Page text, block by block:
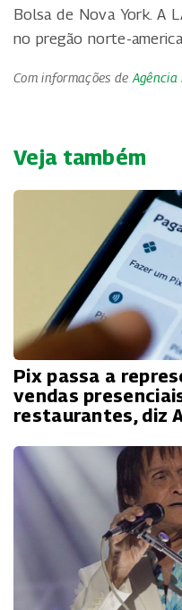
Bolsa de Nova York. A
no pregão norte-
Com informações de Agência
Veja também
Pix passa a
vendas
restaurantes, diz